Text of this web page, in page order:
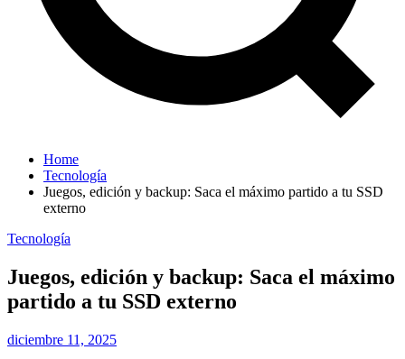
Home
Tecnología
Juegos, edición y backup: Saca el máximo partido a tu SSD
externo
Tecnología
Juegos, edición y backup: Saca el máximo
partido a tu SSD externo
diciembre 11, 2025